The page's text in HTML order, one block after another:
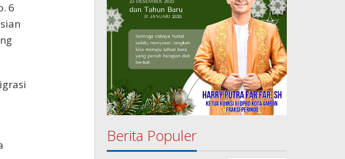
6
Berita Populer